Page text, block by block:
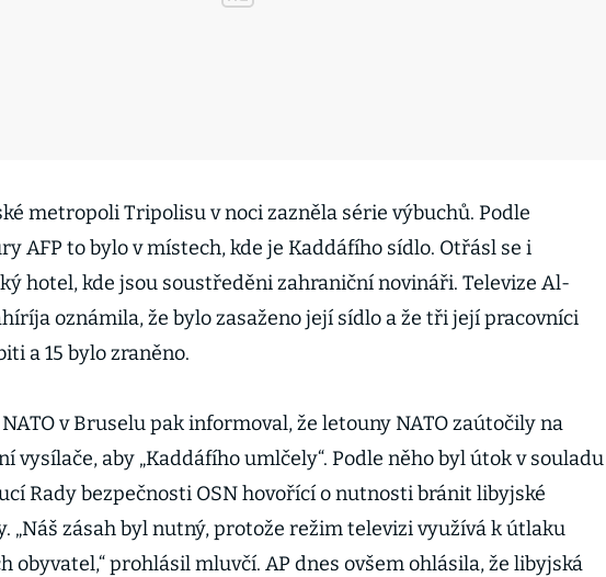
metropoli Tripolisu v noci zazněla série výbuchů. Podle
AFP to bylo v místech, kde je Kaddáfího sídlo. Otřásl se i
hotel, kde jsou soustředěni zahraniční novináři. Televize Al-
oznámila, že bylo zasaženo její sídlo a že tři její pracovníci
a 15 bylo zraněno.
v Bruselu pak informoval, že letouny NATO zaútočily na
vysílače, aby „Kaddáfího umlčely“. Podle něho byl útok v souladu
Rady bezpečnosti OSN hovořící o nutnosti bránit libyjské
„Náš zásah byl nutný, protože režim televizi využívá k útlaku
obyvatel,“ prohlásil mluvčí. AP dnes ovšem ohlásila, že libyjská